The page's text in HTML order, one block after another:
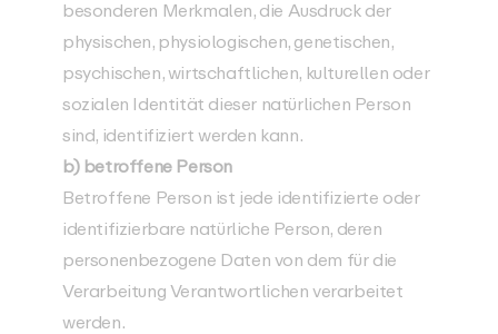
besonderen Merkmalen, die Ausdruck der
physischen, physiologischen, genetischen,
psychischen, wirtschaftlichen, kulturellen oder
sozialen Identität dieser natürlichen Person
sind, identifiziert werden kann.
b) betroffene Person
Betroffene Person ist jede identifizierte oder
identifizierbare natürliche Person, deren
personenbezogene Daten von dem für die
Verarbeitung Verantwortlichen verarbeitet
werden.